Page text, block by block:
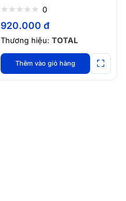
THRRTB2012 chính hãng
0
920.000 đ
Thương hiệu: TOTAL
Thêm vào giỏ hàng